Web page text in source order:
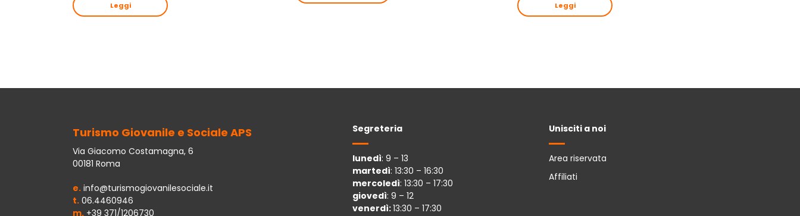
Leggi Leggi
Turismo Giovanile e Sociale APS
Via Giacomo Costamagna, 6
00181 Roma
e. info@turismogiovanilesociale.it
t. 06.4460946
m. +39 371/1206730
Segreteria
lunedì: 9 – 13
martedì: 13:30 – 16:30
mercoledì: 13:30 – 17:30
giovedì: 9 – 12
venerdì:13:30 – 17:30
Unisciti a noi
Area riservata
Affiliati